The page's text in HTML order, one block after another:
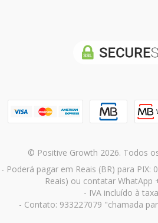
© Positive Growth 2026. Todos
- Poderá pagar em Reais (BR) para PIX:
Reais) ou contatar WhatApp
- IVA incluído à
- Contato: 933227079 "chamada